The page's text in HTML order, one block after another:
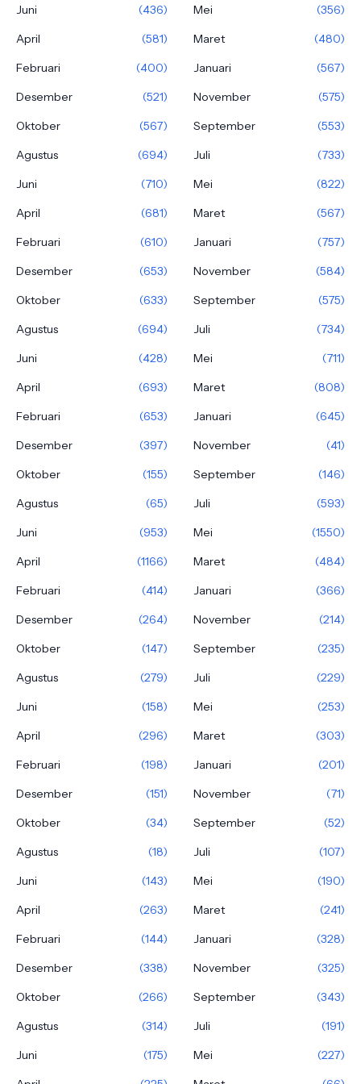
Juni (436) Mei
(356)
April
(581) Maret
(480)
Februari
(400) Januari
(567)
Desember
(521) November
(575)
Oktober
(567) September
(553)
Agustus
(694) Juli
(733)
Juni
(710) Mei
(822)
April
(681) Maret
(567)
Februari
(610) Januari
(757)
Desember
(653) November
(584)
Oktober
(633) September
(575)
Agustus
(694) Juli
(734)
Juni
(428) Mei
(711)
April
(693) Maret
(808)
Februari
(653) Januari
(645)
Desember
(397) November
(41)
Oktober
(155) September
(146)
Agustus
(65) Juli
(593)
Juni
(953) Mei
(1550)
April
(1166) Maret
(484)
Februari
(414) Januari
(366)
Desember
(264) November
(214)
Oktober
(147) September
(235)
Agustus
(279) Juli
(229)
Juni
(158) Mei
(253)
April
(296) Maret
(303)
Februari
(198) Januari
(201)
Desember
(151) November
(71)
Oktober
(34) September
(52)
Agustus
(18) Juli
(107)
Juni
(143) Mei
(190)
April
(263) Maret
(241)
Februari
(144) Januari
(328)
Desember
(338) November
(325)
Oktober
(266) September
(343)
Agustus
(314) Juli
(191)
Juni
(175) Mei
(227)